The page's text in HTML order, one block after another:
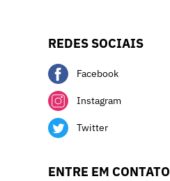
REDES SOCIAIS
Facebook
Instagram
Twitter
ENTRE EM CONTATO